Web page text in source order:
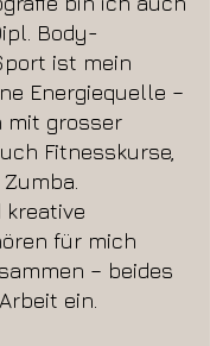
Body-
ist mein
Energiequelle –
mit grosser
Fitnesskurse,
kreative
für mich
– beides
ein.